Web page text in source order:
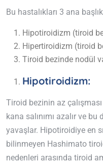
Bu hastalıkları 3 ana
Hipotiroidizm (tiroid
Hipertiroidizm (tiroid
Tiroid bezinde nodül
Hipotiroidizm:
Tiroid bezinin az
kana salınımı azalır ve
yavaşlar. Hipotiroidiye en
bilinmeyen Hashimato
nedenleri arasında tiroid